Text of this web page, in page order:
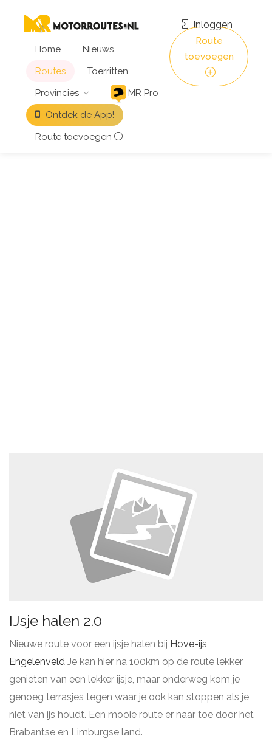
Home
Nieuws
Routes
Toerritten
Provincies
MR Pro
Ontdek de App!
Route toevoegen
Inloggen
Route
toevoegen
IJsje halen 2.0
Nieuwe route voor een ijsje halen bij Hove-ijs
Engelenveld Je kan hier na 100km op de route lekker
genieten van een lekker ijsje, maar onderweg kom je
genoeg terrasjes tegen waar je ook kan stoppen als je
niet van ijs houdt. Een mooie route er naar toe door het
Brabantse en Limburgse land.